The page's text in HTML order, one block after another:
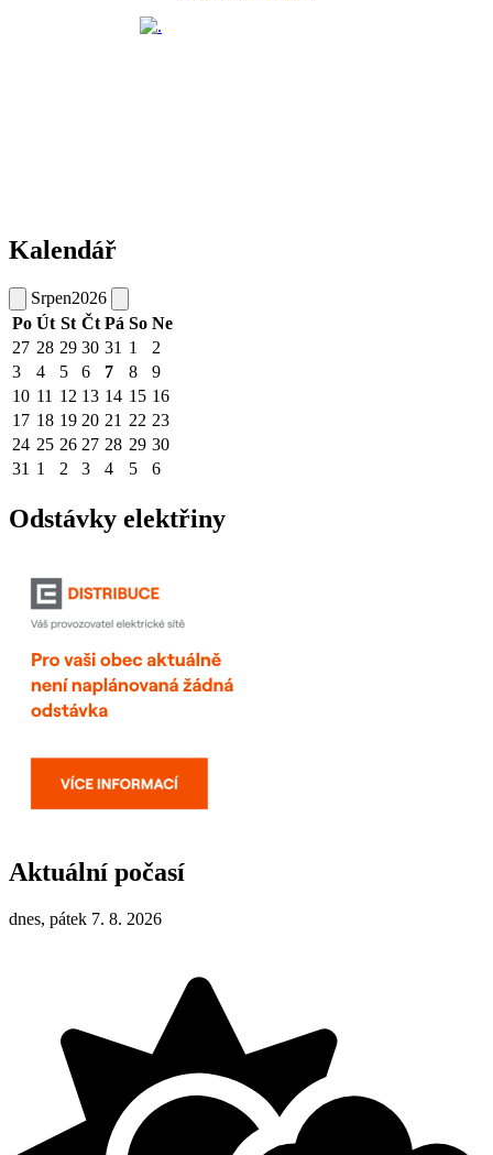
Kalendář
Srpen2026
Po Út St Čt Pá So Ne
27 28 29 30 31 1
2
3
4 5 6 7 8
9
10 11 12 13 14 15 16
17 18 19 20 21 22 23
24 25 26 27 28 29 30
31 1 2 3 4 5 6
Odstávky elektřiny
Aktuální počasí
dnes, pátek 7. 8. 2026